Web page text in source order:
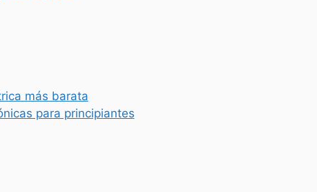
más barata
para principiantes